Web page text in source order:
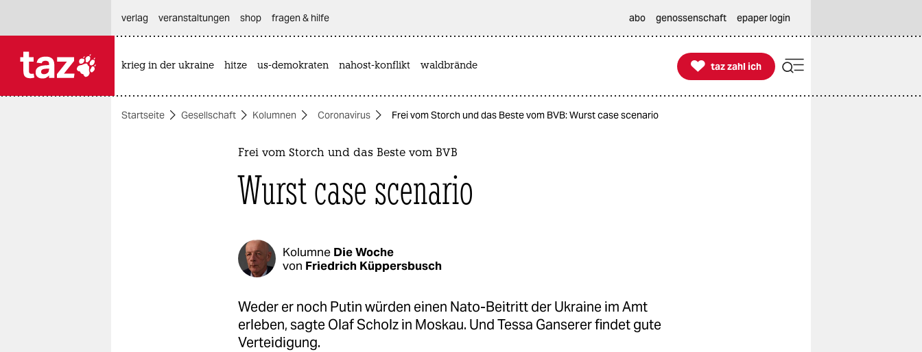
themen
verlag
veranstaltungen shop fragen & hilfe abo genossenschaft epaper login
krieg in der ukraine hitze us-demokraten nahost-konflikt waldbrände 
taz zahl ich
taz zahl ich
Startseite Gesellschaft Kolumnen Coronavirus Frei vom Storch und das Beste vom BVB: Wurst case scenario
Frei vom Storch und das Beste vom BVB
Wurst case scenario
Kolumne Die Woche
von Friedrich Küppersbusch
Weder er noch Putin würden einen Nato-Beitritt der Ukraine im Amt
erleben, sagte Olaf Scholz in Moskau. Und Tessa Ganserer findet gute
Verteidigung.